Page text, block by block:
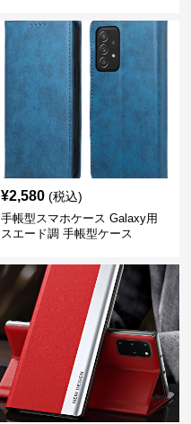
¥2,580 (税込)
手帳型スマホケース Galaxy用
スエード調 手帳型ケース